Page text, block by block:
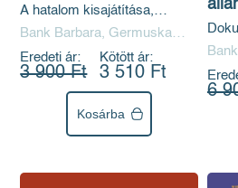
A hatalom kisajátítása,
államosítás és szovjetizáció a
magyar gazdaságban 1945-
1949
Bank Barbara, Germuska
Pál, Hollósi Dániel József
Eredeti ár:
3 900 Ft
Kötött ár:
3 510 Ft
Kosárba
6